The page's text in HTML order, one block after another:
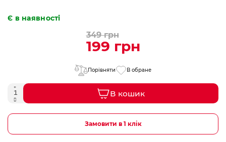
Є в наявності
349 грн
199 грн
Порівняти В обране
В кошик
Замовити в 1 клік